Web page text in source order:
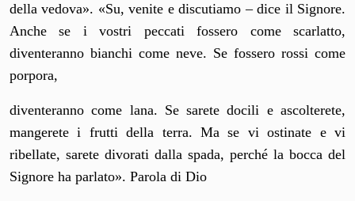
della vedova». «Su, venite e discutiamo – dice il Signore.
Anche se i vostri peccati fossero come scarlatto,
diventeranno bianchi come neve. Se fossero rossi come
porpora,
diventeranno come lana. Se sarete docili e ascolterete,
mangerete i frutti della terra. Ma se vi ostinate e vi
ribellate, sarete divorati dalla spada, perché la bocca del
Signore ha parlato». Parola di Dio